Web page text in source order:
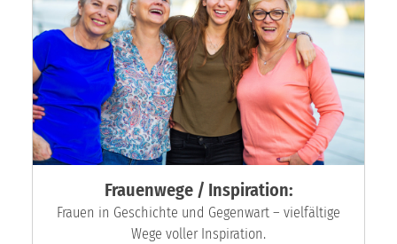
Frauenwege / Inspiration:
Frauen in Geschichte und Gegenwart – vielfältige
Wege voller Inspiration.